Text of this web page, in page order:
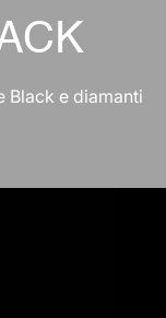
Black e diamanti